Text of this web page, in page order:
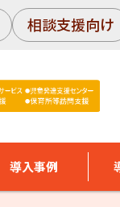
相談支援向け
導入事例